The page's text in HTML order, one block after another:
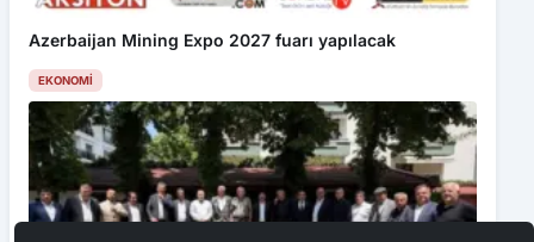
Azerbaijan Mining Expo 2027 fuarı yapılacak
EKONOMI